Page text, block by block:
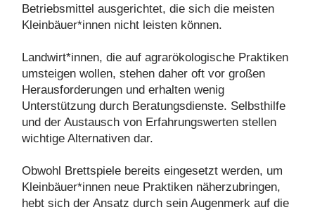
Betriebsmittel ausgerichtet, die sich die meisten
Kleinbäuer*innen nicht leisten können.
Landwirt*innen, die auf agrarökologische Praktiken
umsteigen wollen, stehen daher oft vor großen
Herausforderungen und erhalten wenig
Unterstützung durch Beratungsdienste. Selbsthilfe
und der Austausch von Erfahrungswerten stellen
wichtige Alternativen dar.
Obwohl Brettspiele bereits eingesetzt werden, um
Kleinbäuer*innen neue Praktiken näherzubringen,
hebt sich der Ansatz durch sein Augenmerk auf die